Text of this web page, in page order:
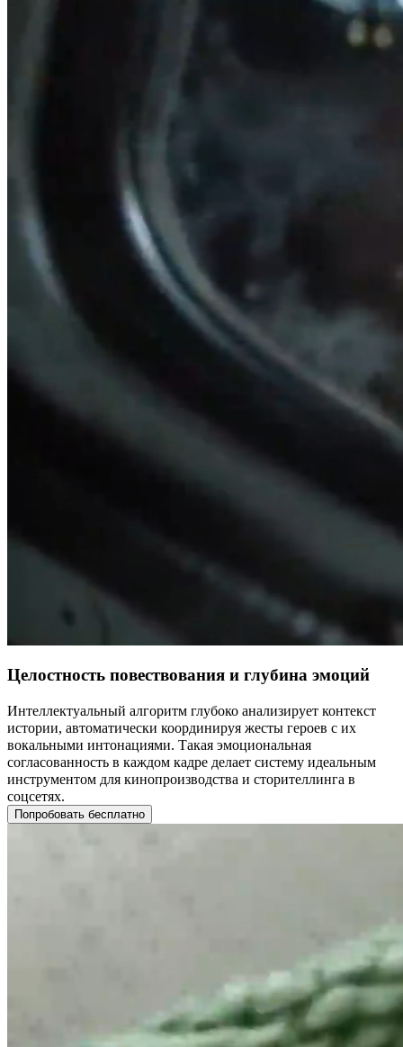
Целостность повествования и глубина эмоций
Интеллектуальный алгоритм глубоко анализирует контекст
истории, автоматически координируя жесты героев с их
вокальными интонациями. Такая эмоциональная
согласованность в каждом кадре делает систему идеальным
инструментом для кинопроизводства и сторителлинга в
соцсетях.
Попробовать бесплатно